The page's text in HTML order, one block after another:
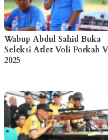
Wabup Abdul Sahid Buka
Seleksi Atlet Voli Porkab
2025